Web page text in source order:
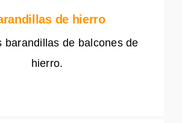
de hierro
barandillas de balcones de
hierro.